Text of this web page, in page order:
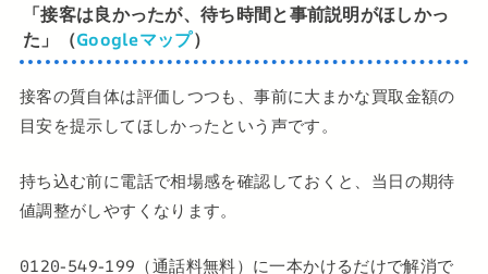
「接客は良かったが、待ち時間と事前説明がほしかっ
た」（Googleマップ）
接客の質自体は評価しつつも、事前に大まかな買取金額の
目安を提示してほしかったという声です。
持ち込む前に電話で相場感を確認しておくと、当日の期待
値調整がしやすくなります。
0120-549-199（通話料無料）に一本かけるだけで解消で